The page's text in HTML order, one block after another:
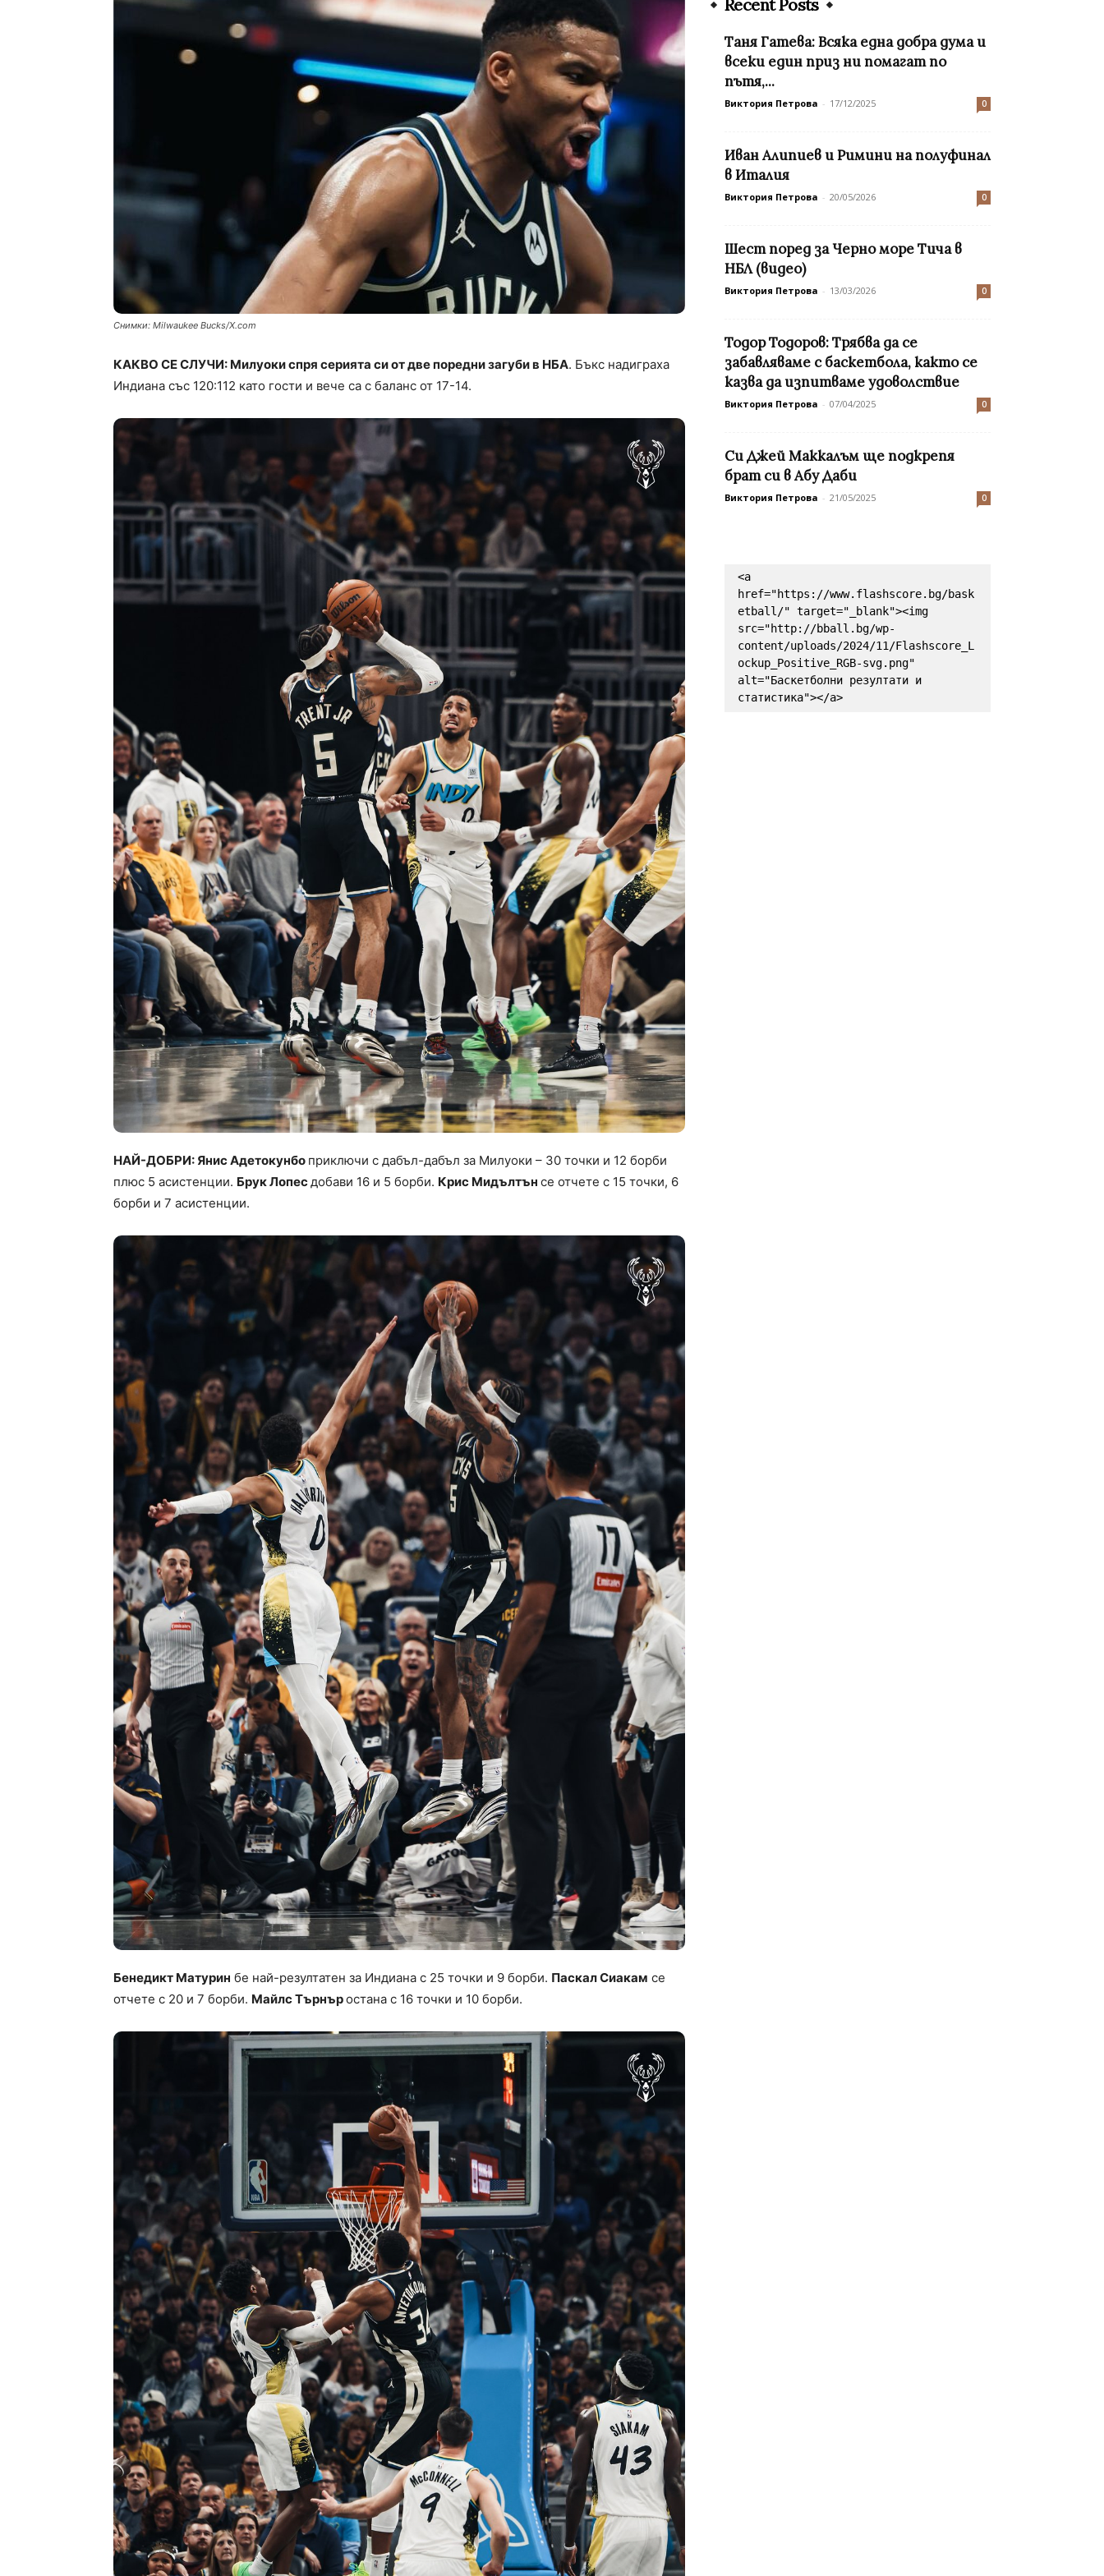
Снимки: Milwaukee Bucks/X.com
КАКВО СЕ СЛУЧИ: Милуоки спря серията си от две поредни загуби в НБА. Бъкс надиграха
Индиана със 120:112 като гости и вече са с баланс от 17-14.
НАЙ-ДОБРИ: Янис Адетокунбо приключи с дабъл-дабъл за Милуоки – 30 точки и 12 борби
плюс 5 асистенции. Брук Лопесдобави 16 и 5 борби. Крис Мидълтън се отчете с 15 точки, 6
борби и 7 асистенции.
Бенедикт Матурин бе най-резултатен за Индиана с 25 точки и 9 борби. Паскал Сиакам се
отчете с 20 и 7 борби. Майлс Търнъростана с 16 точки и 10 борби.
Recent Posts
Таня Гатева: Всяка една добра дума и
всеки един приз ни помагат по
пътя,...
Виктория Петрова - 17/12/2025 0
Иван Алипиев и Римини на полуфинал
в Италия
Виктория Петрова - 20/05/2026 0
Шест поред за Черно море Тича в
НБЛ (видео)
Виктория Петрова - 13/03/2026 0
Тодор Тодоров: Tрябва да се
забавляваме с баскетбола, както се
казва да изпитваме удоволствие
Виктория Петрова - 07/04/2025 0
Си Джей Маккалъм ще подкрепя
брат си в Абу Даби
Виктория Петрова - 21/05/2025 0
<a
href="https://www.flashscore.bg/bask
etball/" target="_blank"><img
src="http://bball.bg/wp-
content/uploads/2024/11/Flashscore_L
ockup_Positive_RGB-svg.png"
alt="Баскетболни резултати и
статистика"></a>